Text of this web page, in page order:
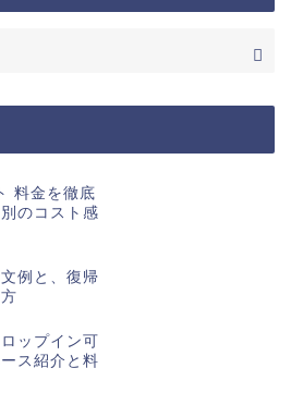
料金を徹底
のコスト感
例と、復帰
ップイン可
ス紹介と料